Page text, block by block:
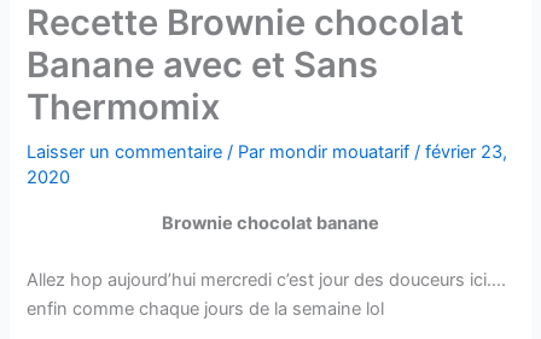
Recette Brownie chocolat
Banane avec et Sans
Thermomix
Laisser un commentaire / Par mondir mouatarif/février 23,
2020
Brownie chocolat banane
Allez hop aujourd’hui mercredi c’est jour des douceurs ici….
enfin comme chaque jours de la semaine lol